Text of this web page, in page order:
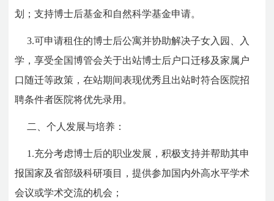
划；支持博士后基金和自然科学基金申请。
3.可申请租住的博士后公寓并协助解决子女入园、入
学，享受全国博管会关于出站博士后户口迁移及家属户
口随迁等政策，在站期间表现优秀且出站时符合医院招
聘条件者医院将优先录用。
二、个人发展与培养：
1.充分考虑博士后的职业发展，积极支持并帮助其申
报国家及省部级科研项目，提供参加国内外高水平学术
会议或学术交流的机会；